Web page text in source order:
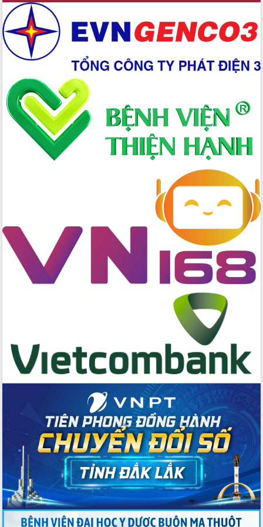
đấu có 77% xã đạt chuẩn nông thôn
mới
Chuyển đổi số 'mở đường' cho nông
nghiệp Đắk Lắk tăng trưởng bứt phá
Triển khai đồng bộ đo đạc, lập hồ sơ
địa chính, hoàn thiện cơ sở dữ liệu đất
đai
Ứng dụng sinh trắc học - Bước tiến
trong hành trình chuyển đổi số tại Đắk
Lắk
Đắk Lắk nâng cao hiệu quả công tác
Đảng từ Sổ tay đảng viên điện tử
Đắk Lắk đẩy mạnh nuôi biển công
Đắk Lắk phát động hưởng ứng Ngày
Quyền của người tiêu dùng Việt Nam
2026
Đẩy mạnh cải cách hành chính, quyết
tâm đạt được mục tiêu tăng trưởng
Huy giữ chức Bí thư Đảng ủy Ủy Ban
Nhân dân tỉnh
Bệnh án điện tử thúc đẩy chuyển đổi
Chuyển đổi số thư viện: Mở rộng
không gian tri thức trong thời đại số
Đánh giá, rút kinh nghiệm công tác tổ
chức diễn tập trước ngày bầu cử
Chương trình “Gặp gỡ hữu nghị –
Friendship Meeting New Year 2026”
Bầu cử Quốc hội và HĐND: Cử tri Đắk
Lắk gửi gắm niềm tin, kỳ vọng vào lá
phiếu
Đắk Lắk sẵn sàng các điều kiện cho